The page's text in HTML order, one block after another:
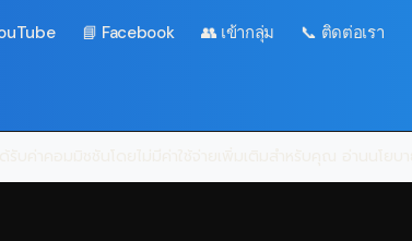
📘 Facebook 👥 เข้ากลุ่ม 📞 ติดต่อเรา